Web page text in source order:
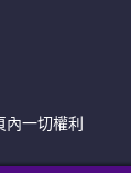
內一切權利